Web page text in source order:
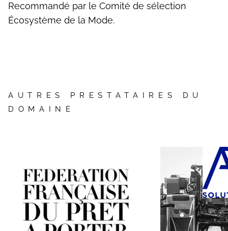
Recommandé par le Comité de sélection
Écosystème de la Mode.
AUTRES PRESTATAIRES DU
DOMAINE